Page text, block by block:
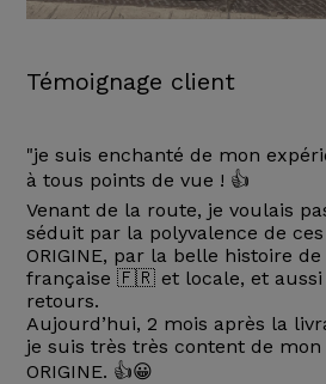
Témoignage client
"je suis enchanté de mon
à tous points de vue ! 👍
Venant de la route, je voulais
séduit par la polyvalence de ces
ORIGINE, par la belle histoire
française 🇫🇷 et locale, et aussi
retours.
Aujourd’hui, 2 mois après la
je suis très très content de mon
ORIGINE. 👍😀